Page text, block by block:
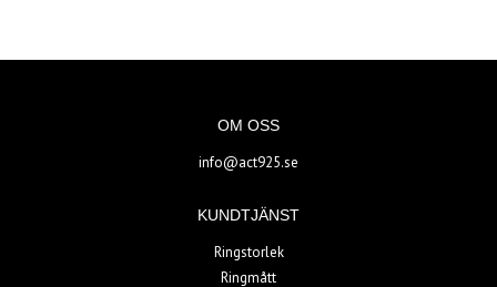
OM OSS
info@act925.se
KUNDTJÄNST
Ringstorlek
Ringmått